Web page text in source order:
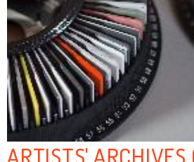
ARTISTS' ARCHIVES